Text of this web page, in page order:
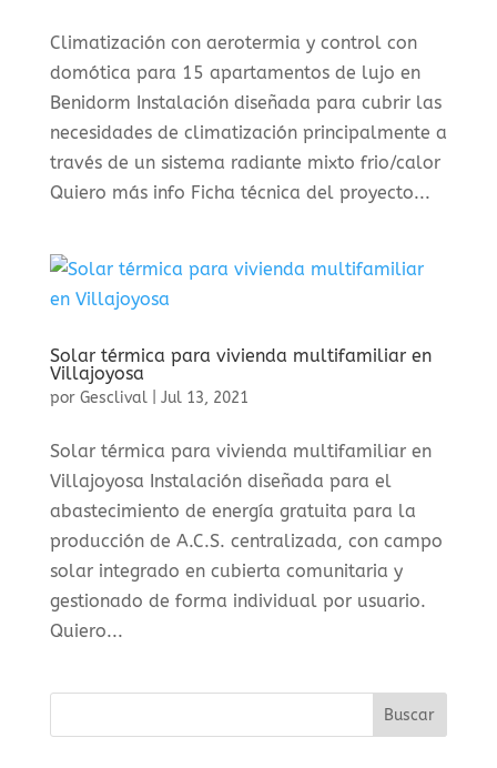
Climatización con aerotermia y control con
domótica para 15 apartamentos de lujo en
Benidorm Instalación diseñada para cubrir las
necesidades de climatización principalmente a
través de un sistema radiante mixto frio/calor
Quiero más info Ficha técnica del proyecto...
Solar térmica para vivienda multifamiliar en
Villajoyosa
por Gesclival| Jul 13, 2021
Solar térmica para vivienda multifamiliar en
Villajoyosa Instalación diseñada para el
abastecimiento de energía gratuita para la
producción de A.C.S. centralizada, con campo
solar integrado en cubierta comunitaria y
gestionado de forma individual por usuario.
Quiero...